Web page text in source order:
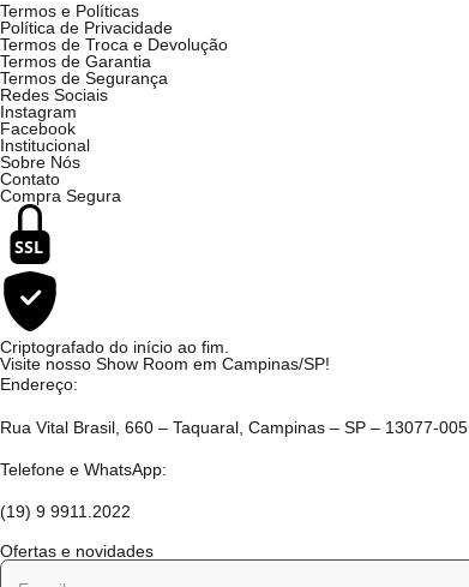
Termos e Políticas
Política de Privacidade
Termos de Troca e Devolução
Termos de Garantia
Termos de Segurança
Redes Sociais
Instagram
Facebook
Institucional
Sobre Nós
Contato
Compra Segura
SSL
Criptografado do início ao fim.
Visite nosso Show Room em Campinas/SP!
Endereço:
Rua Vital Brasil, 660 – Taquaral, Campinas – SP – 13077-005
Telefone e WhatsApp:
(19) 9 9911.2022
Ofertas e novidades